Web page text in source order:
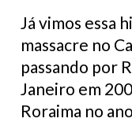
Já vimos essa
massacre no
passando por
Janeiro em
Roraima no